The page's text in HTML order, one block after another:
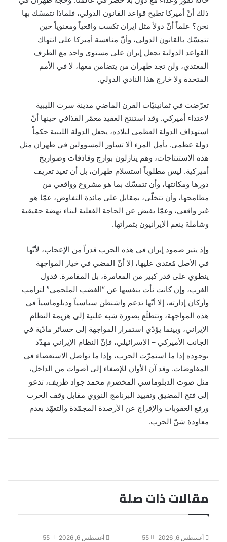
ذلك أنّ أميركا تطيح قواعد القانون الدولي، فلماذا نتمسّك بها
نحن؟ علماً أنّ دولاً مثل إيران تكسب واقعياً ومعنوياً حين
تتمسّك بالقانون الدولي، وأنّ منافسة أميركا على انتهاك
القواعد الدولية تجعل إيران على مستوى واحد مع الطرف
المعتدي، ولن تجد طهران من يتضامن معها، لا في الأمم
المتحدة ولا خارج هذا النادي الدولي.
تعرّضت في ثمانينيّات القرن الماضي مدينة سرت الليبية
لاعتداء أميركي. وقد استنتج العقيد معمّر القذافي حينها أنّ
استهداف الدولة العظمى لبلاده، يجعل الدولة الليبية حكماً
دولة عظمى. يأمل المرء ألا تساور المسؤولين في طهران مثل
هذه الاستنتاجات، وهم ينازلون بوارج وقاذفات وصواريخ
أميركية. ليس مطلوباً استسلام طهران، بل أن تعيد تعريف
دورها ومكانتها، وأن تتمسّك بما هو مشروع وواقعي من
مطامحها، وأن تتخلّى، بمقابل على مائدة التفاوض، عمّا هو
غير واقعي، وعمّا يفيض عن الحاجة الفعلية لبناء نهضة حقيقية
وشاملة ينعم الإيرانيون بثمراتها.
وإذ يثير صمود إيران في هذه الحرب قدراً من الإعجاب، لأنّها
في الأصل مُعتدى عليها، إلا أنّ المضي في خيار المواجهة
ينطوي على قدر كبير من المغامرة، بل المقامرة. فدول
الغرب، وإن كانت نأت بنفسها عن “الغضب الملحمي” لترامب
وأركان إدارته، إلا أنّها تدعم واشنطن سياسياً ودبلوماسياً في
هذه المواجهة، وتتطلّع بصورة شبه علنية إلى هزيمة النظام
الإيراني، وبينما يؤدّي استمرار المواجهة إلى خسائر مادّية في
الجانب الأميركي – الإسرائيلي، فإنّ النظام الإيراني مهدّد
بوجوده إذا ما استمرّت الحرب، وإذا ما تواصل الاستعصاء في
المفاوضات. وقد آن الأوان للإصغاء إلى أصوات من الداخل،
مثل صوت الدبلوماسي المخضرم محمد جواد ظريف، تدعو
إلى فتح المضيق وتقييد البرنامج النووي مقابل وقف الحرب
ورفع العقوبات والإفراج عن الأرصدة المجمّدة والتعهّد بعدم
معاودة شنّ الحرب.
مقالات ذات صلة
أغسطس 6, 2026 55 أغسطس 6, 2026 55